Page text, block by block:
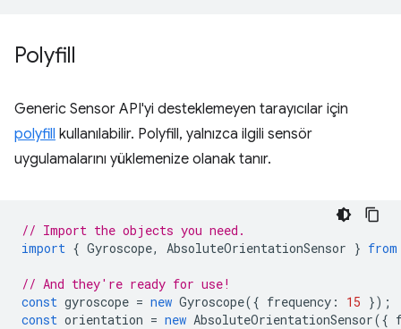
Polyfill
Generic Sensor API'yi desteklemeyen tarayıcılar için
polyfill kullanılabilir. Polyfill, yalnızca ilgili sensör
uygulamalarını yüklemenize olanak tanır.
// Import the objects you need.
import { Gyroscope, AbsoluteOrientationSensor } from
// And they're ready for use!
const gyroscope = new Gyroscope({ frequency : 15 });
const orientation = new AbsoluteOrientationSensor({